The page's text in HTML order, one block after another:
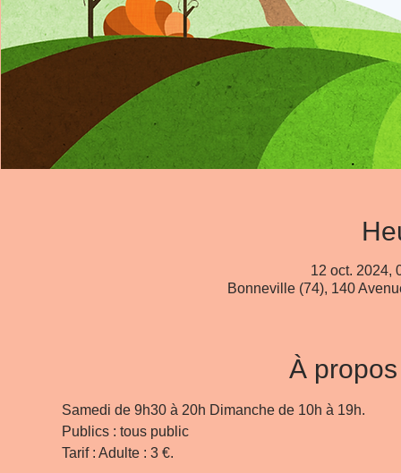
12 oct. 2024,
Bonneville (74), 140
À
Tarif : Adulte : 3 €.